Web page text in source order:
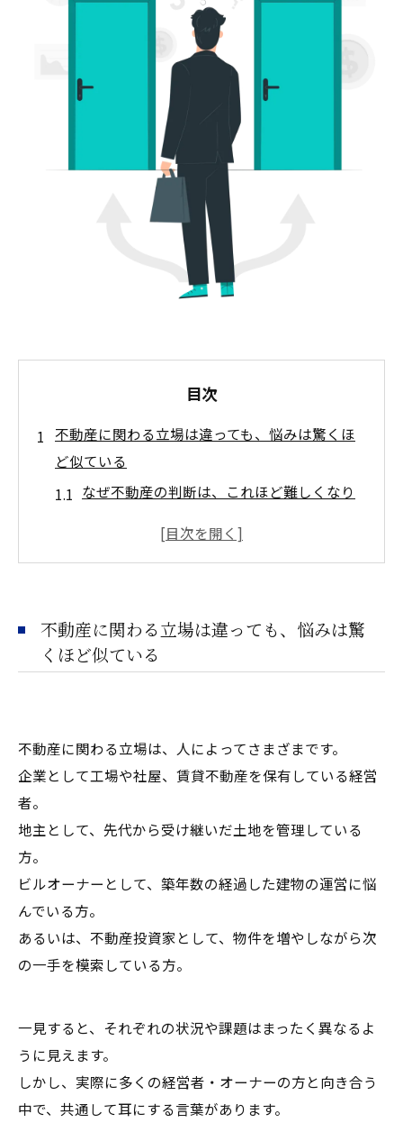
目次
不動産に関わる立場は違っても、悩みは驚くほ
ど似ている
なぜ不動産の判断は、これほど難しくなり
不動産を「経営」として捉えないことのリスク
このブログで扱っていくテーマ
本ブログの対象読者について
不動産・IRESに関する個別相談のご案内
不動産に関わる立場は違っても、悩みは驚
くほど似ている
不動産に関わる立場は、人によってさまざまです。
企業として工場や社屋、賃貸不動産を保有している経営
者。
地主として、先代から受け継いだ土地を管理している
方。
ビルオーナーとして、築年数の経過した建物の運営に悩
んでいる方。
あるいは、不動産投資家として、物件を増やしながら次
の一手を模索している方。
一見すると、それぞれの状況や課題はまったく異なるよ
うに見えます。
しかし、実際に多くの経営者・オーナーの方と向き合う
中で、共通して耳にする言葉があります。